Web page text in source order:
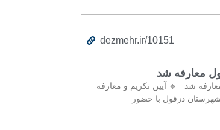
dezmehr.ir/10151
معارفه شد
شد 🔹 آیین تکریم و معارفه
دزفول با حضور